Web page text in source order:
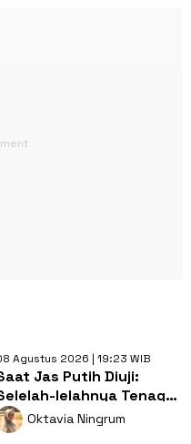
Agustus 2026 | 19:23 WIB
Jas Putih Diuji:
lelahnya Tenaga
Tetap Lebih
Jadi Pasien
Oktavia Ningrum